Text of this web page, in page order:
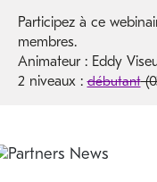
Participez à ce
membres.
Animateur : Eddy
2 niveaux :débutant